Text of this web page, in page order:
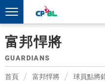
富邦悍將
GUARDIANS
首頁 富邦悍將 球員點將